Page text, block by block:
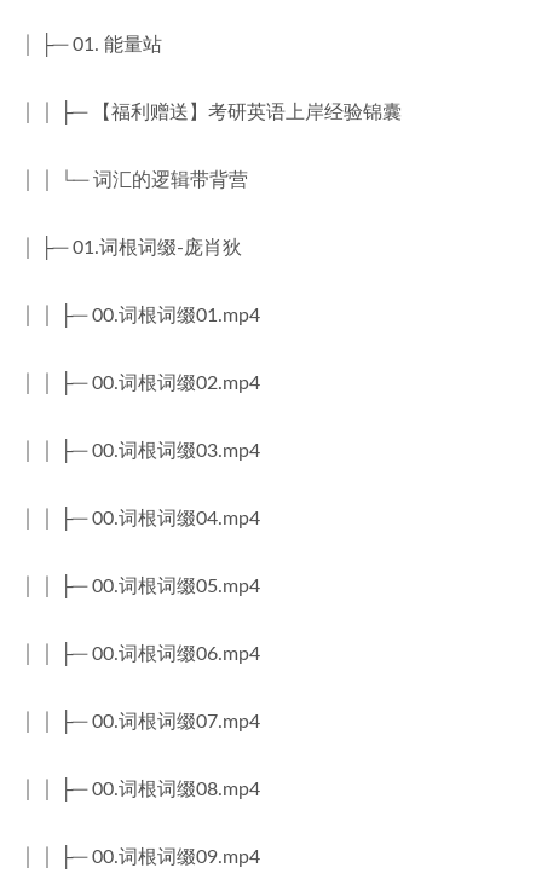
│ ├─ 01. 能量站
│ │ ├─ 【福利赠送】考研英语上岸经验锦囊
│ │ └─ 词汇的逻辑带背营
│ ├─ 01.词根词缀-庞肖狄
│ │ ├─ 00.词根词缀01.mp4
│ │ ├─ 00.词根词缀02.mp4
│ │ ├─ 00.词根词缀03.mp4
│ │ ├─ 00.词根词缀04.mp4
│ │ ├─ 00.词根词缀05.mp4
│ │ ├─ 00.词根词缀06.mp4
│ │ ├─ 00.词根词缀07.mp4
│ │ ├─ 00.词根词缀08.mp4
│ │ ├─ 00.词根词缀09.mp4